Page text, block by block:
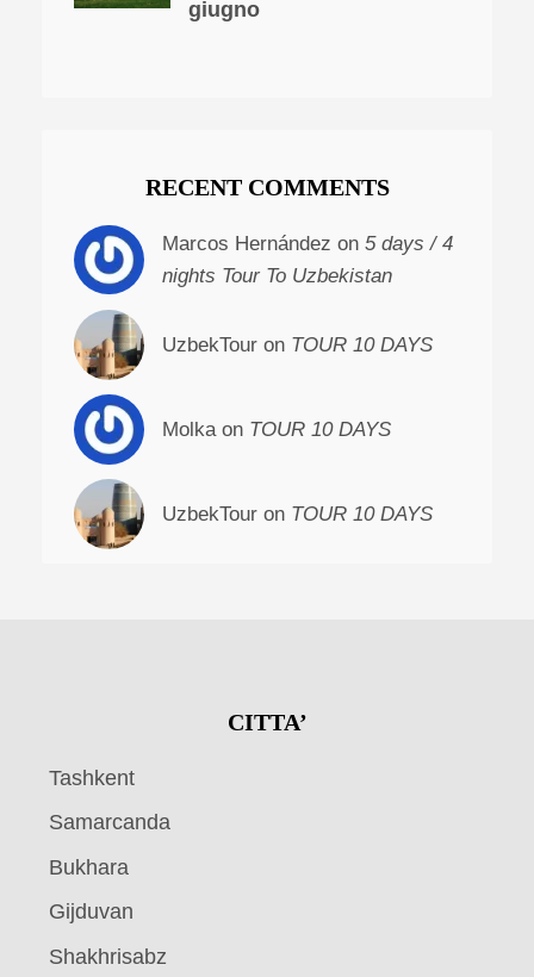
giugno
RECENT COMMENTS
Marcos Hernández on 5 days / 4
nights Tour To Uzbekistan
UzbekTour on TOUR 10 DAYS
Molka on TOUR 10 DAYS
UzbekTour on TOUR 10 DAYS
CITTA’
Tashkent
Samarcanda
Bukhara
Gijduvan
Shakhrisabz